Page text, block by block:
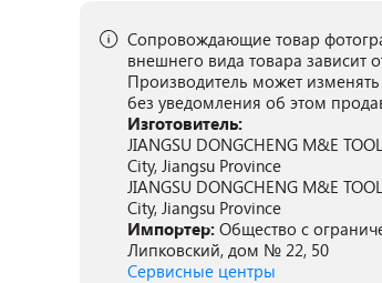
Сопровождающие товар
внешнего вида товара зависит
Производитель может
без уведомления об этом
Изготовитель:
JIANGSU DONGCHENG M&E
City, Jiangsu Province
JIANGSU DONGCHENG M&E
City, Jiangsu Province
Импортер: Общество с
Липковский, дом № 22, 50
Сервисные центры